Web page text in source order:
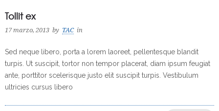
Tollit ex
17 marzo, 2013 by TAC in
Sed neque libero, porta a lorem laoreet, pellentesque blandit
turpis. Ut suscipit, tortor non tempor placerat, diam ipsum feugiat
ante, porttitor scelerisque justo elit suscipit turpis. Vestibulum
ultricies cursus libero